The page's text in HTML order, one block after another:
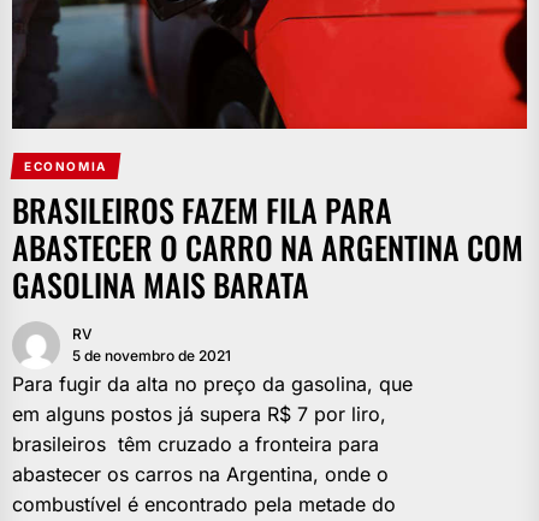
ECONOMIA
BRASILEIROS FAZEM FILA PARA
ABASTECER O CARRO NA ARGENTINA COM
GASOLINA MAIS BARATA
RV
5 de novembro de 2021
Para fugir da alta no preço da gasolina, que
em alguns postos já supera R$ 7 por liro,
brasileiros têm cruzado a fronteira para
abastecer os carros na Argentina, onde o
combustível é encontrado pela metade do